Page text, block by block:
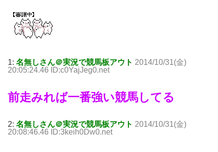
1: 名無しさん＠実況で競馬板アウト 2014/10/31(金)
20:05:24.46 ID:c0YajJeg0.net
前走みれば一番強い競馬してる
2: 名無しさん＠実況で競馬板アウト 2014/10/31(金)
20:08:46.46 ID:3keih0Dw0.net